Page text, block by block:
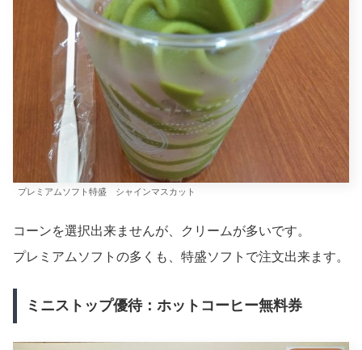
プレミアムソフト特盛 シャインマスカット
コーンを選択出来ませんが、クリームが多いです。
プレミアムソフトの多くも、特盛ソフトで注文出来ます。
ミニストップ優待：ホットコーヒー無料券